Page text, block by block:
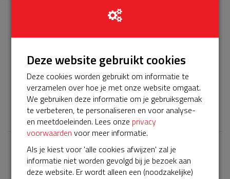
Het servicepakket van onze BuurtAED verloopt bijna en
moet worden verlengd, zodat onze AED gebruiksklaar
blijft. Help je mee? Doneer voor ons servicepakket!
𝕏
Laatste donaties
Bekijk alle
Deze website gebruikt cookies
Deze cookies worden gebruikt om informatie te
verzamelen over hoe je met onze website omgaat.
We gebruiken deze informatie om je gebruiksgemak
te verbeteren, te personaliseren en voor analyse-
en meetdoeleinden. Lees onze privacy
voorwaarden voor meer informatie.
Als je kiest voor 'alle cookies afwijzen' zal je
informatie niet worden gevolgd bij je bezoek aan
deze website. Er wordt alleen een (noodzakelijke)